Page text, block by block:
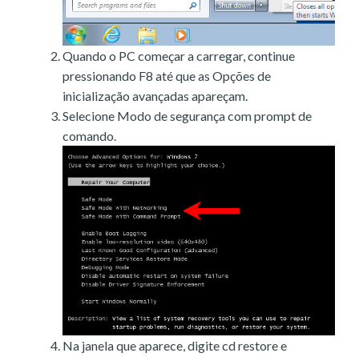
Quando o PC começar a carregar, continue
pressionando F8 até que as Opções de
inicialização avançadas apareçam.
Selecione Modo de segurança com prompt de
comando.
Na janela que aparece, digite cd restore e